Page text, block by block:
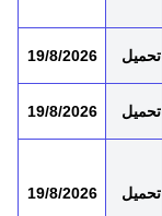
تحميل 19/8/2026
تحميل 19/8/2026
تحميل 19/8/2026